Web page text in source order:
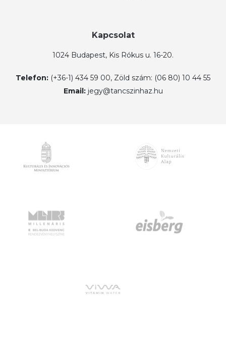
Kapcsolat
1024 Budapest, Kis Rókus u. 16-20.
Telefon: (+36-1) 434 59 00, Zöld szám: (06 80) 10 44 55
Email: jegy@tancszinhaz.hu